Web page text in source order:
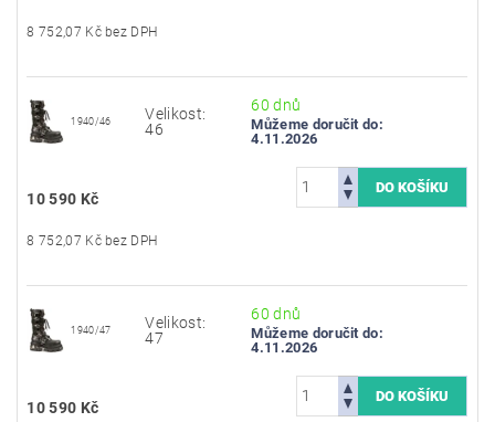
8 752,07 Kč bez DPH
1940/46
Velikost:
46
60 dnů
Můžeme doručit do:
4.11.2026
10 590 Kč
8 752,07 Kč bez DPH
1940/47
Velikost:
47
60 dnů
Můžeme doručit do:
4.11.2026
10 590 Kč